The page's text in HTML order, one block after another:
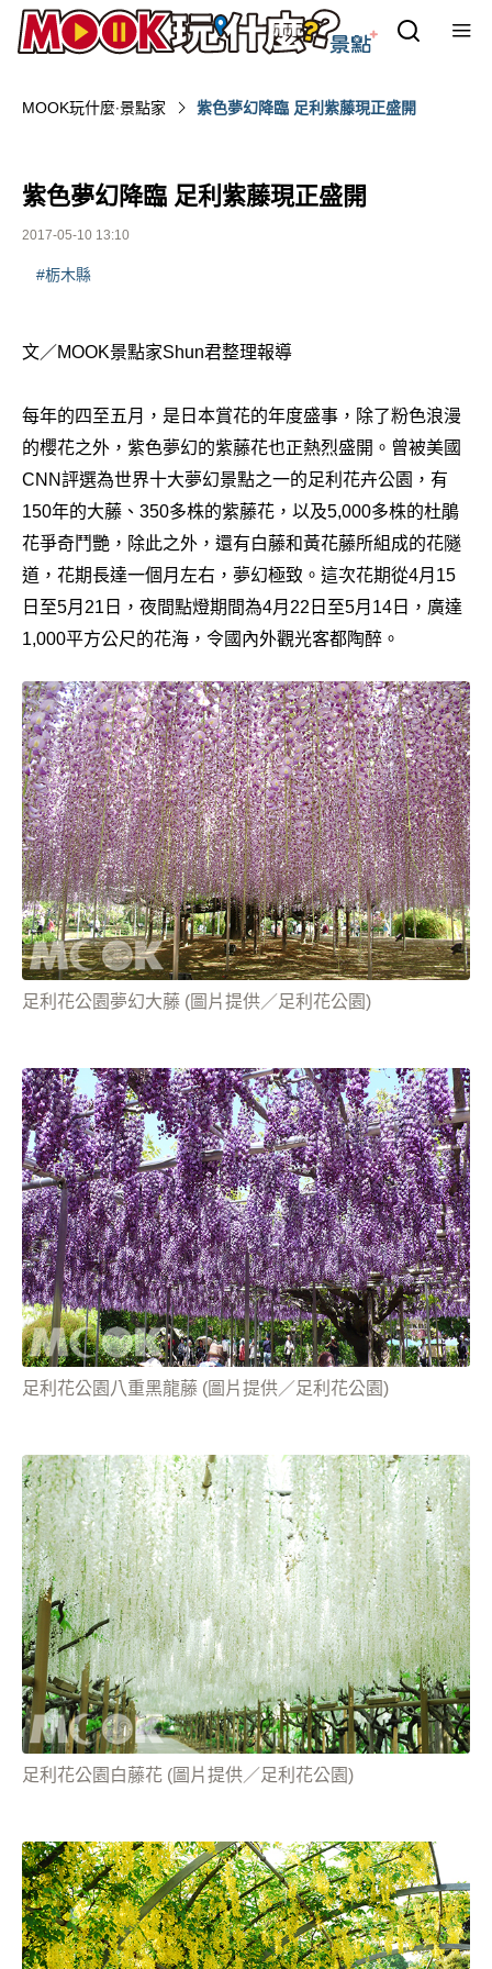
MOOK玩什麼‧景點家 紫色夢幻降臨 足利紫藤現正盛開
紫色夢幻降臨 足利紫藤現正盛開
2017-05-10 13:10
#栃木縣
文／MOOK景點家Shun君整理報導
每年的四至五月，是日本賞花的年度盛事，除了粉色浪漫
的櫻花之外，紫色夢幻的紫藤花也正熱烈盛開。曾被美國
CNN評選為世界十大夢幻景點之一的足利花卉公園，有
150年的大藤、350多株的紫藤花，以及5,000多株的杜鵑
花爭奇鬥艷，除此之外，還有白藤和黃花藤所組成的花隧
道，花期長達一個月左右，夢幻極致。這次花期從4月15
日至5月21日，夜間點燈期間為4月22日至5月14日，廣達
1,000平方公尺的花海，令國內外觀光客都陶醉。
足利花公園夢幻大藤 (圖片提供／足利花公園)
足利花公園八重黑龍藤 (圖片提供／足利花公園)
足利花公園白藤花 (圖片提供／足利花公園)